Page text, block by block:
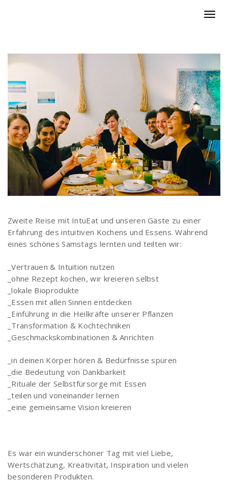
Zweite Reise mit IntuEat und unseren Gäste zu einer
Erfahrung des intuitiven Kochens und Essens. Während
eines schönes Samstags lernten und teilten wir:
_Vertrauen & Intuition nutzen
_ohne Rezept kochen, wir kreieren selbst
_lokale Bioprodukte
_Essen mit allen Sinnen entdecken
_Einführung in die Heilkräfte unserer Pflanzen
_Transformation & Kochtechniken
_Geschmackskombinationen & Anrichten
_in deinen Körper hören & Bedürfnisse spüren
_die Bedeutung von Dankbarkeit
_Rituale der Selbstfürsorge mit Essen
_teilen und voneinander lernen
_eine gemeinsame Vision kreieren
Es war ein wunderschöner Tag mit viel Liebe,
Wertschätzung, Kreativität, Inspiration und vielen
besonderen Produkten.